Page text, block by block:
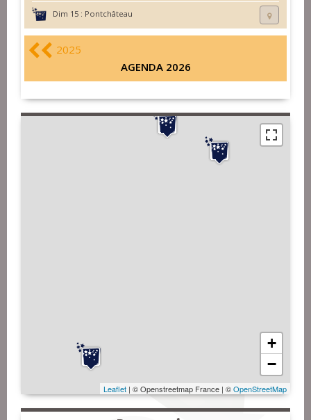
Dim 15 : Pontchâteau
2025
AGENDA 2026
+
−
Leaflet | © Openstreetmap France | ©OpenStreetMap